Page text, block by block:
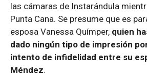
las cámaras de Instarándula
Punta Cana. Se presume que es
esposa Vanessa Químper, quien
dado ningún tipo de impresión
intento de infidelidad entre su
Méndez.